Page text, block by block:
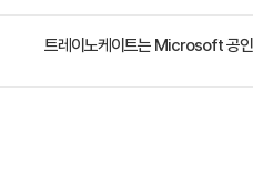
- Dataverse에서 비즈
가장 가까운 교육 일정은 2026년 10
트레이노케이트는 Microsoft 공